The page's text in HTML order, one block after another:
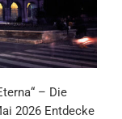
– Die
2026 Entdecke